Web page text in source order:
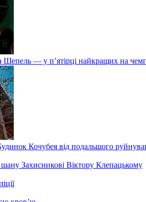
— у п’ятірці найкращих на
Кочубея від подальшого
Захисникові Віктору Клепацькому